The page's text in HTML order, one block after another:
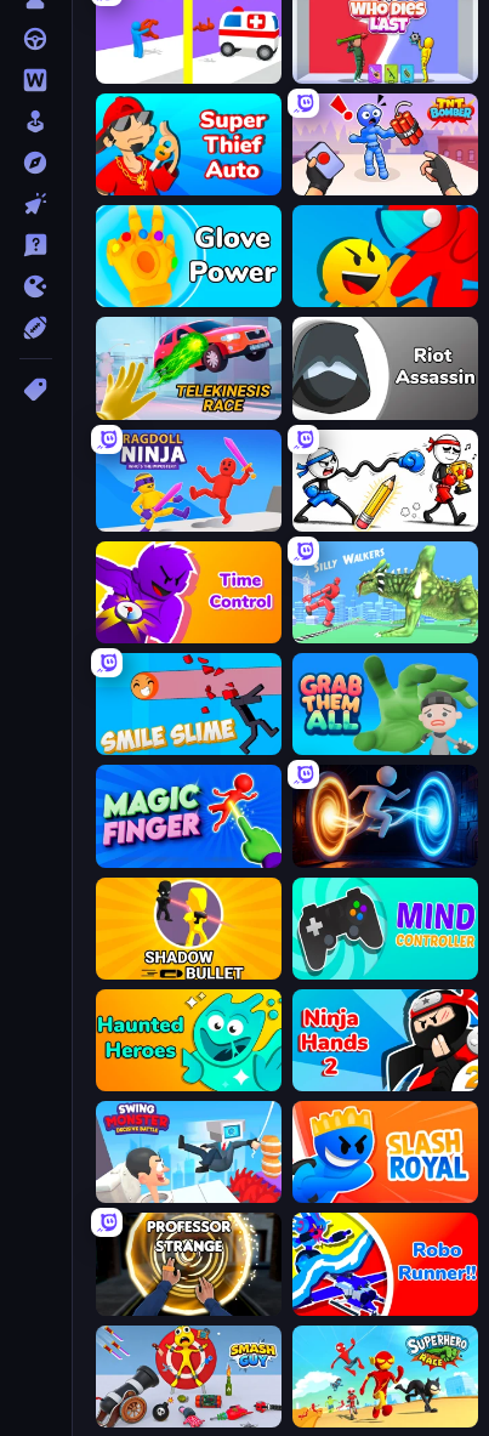
Who Dies Last?
Rescue Throw
TNT Bomber
Super Thief Auto
Riot Escape
Glove Power
Riot Assassin
Telekinesis Race 3D
Doodle Smash
Ragdoll Ninja: Imposter Hero
Silly Walkers
Time Control!
Grab Them All
Smile Slime
Portal Escape
Magic Finger 3D
Mind Controller
Shadow Bullet
Ninja Hands 2
Haunted Heroes
Slash Royal
Swing Monster: Decisive Battle
Robo Runner
Professor Strange
Superhero Race!
Smash Guy: Ragdoll Punch Hero